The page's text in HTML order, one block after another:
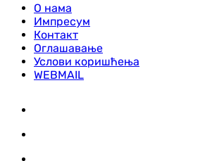
О нама
Импресум
Контакт
Оглашавање
Услови коришћења
WEBMAIL